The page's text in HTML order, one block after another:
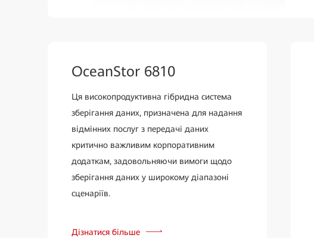
OceanStor 6810
Ця високопродуктивна гібридна система
зберігання даних, призначена для надання
відмінних послуг з передачі даних
критично важливим корпоративним
додаткам, задовольняючи вимоги щодо
зберігання даних у широкому діапазоні
сценаріїв.
Дізнатися більше